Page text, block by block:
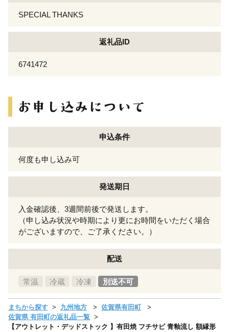
SPECIAL THANKS
返礼品ID
6741472
申込条件
何度も申し込み可
発送期日
入金確認後、3週間前後で発送します。
（申し込み状況や時期により更にお時間をいただく場合
がございますので、ご了承ください。）
配送
常温 冷蔵 冷凍 別送不可
まちから探す 九州地方
佐賀県有田町
佐賀県 有田町の返礼品一覧
【アウトレット・デッドストック 】有田焼 フチサビ 青釉流し 額縁形